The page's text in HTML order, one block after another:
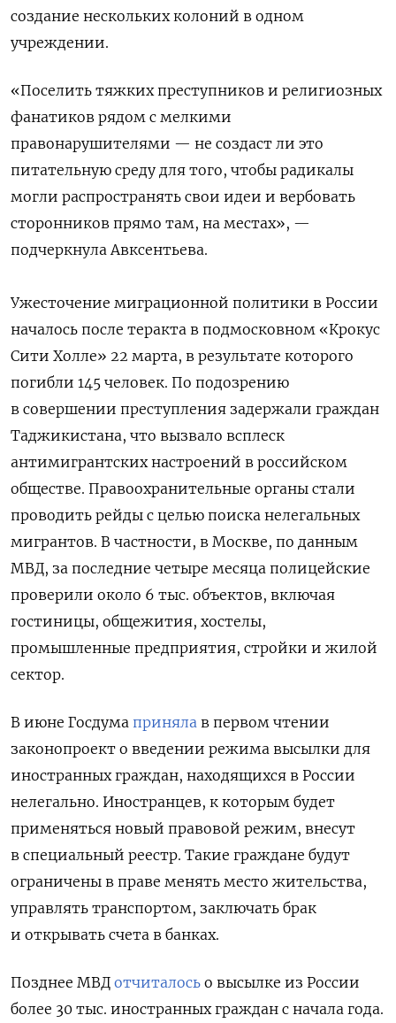
создание нескольких колоний в одном
учреждении.
«Поселить тяжких преступников и религиозных
фанатиков рядом с мелкими
правонарушителями — не создаст ли это
питательную среду для того, чтобы радикалы
могли распространять свои идеи и вербовать
сторонников прямо там, на местах», —
подчеркнула Авксентьева.
Ужесточение миграционной политики в России
началось после теракта в подмосковном «Крокус
Сити Холле» 22 марта, в результате которого
погибли 145 человек. По подозрению
в совершении преступления задержали граждан
Таджикистана, что вызвало всплеск
антимигрантских настроений в российском
обществе. Правоохранительные органы стали
проводить рейды с целью поиска нелегальных
мигрантов. В частности, в Москве, по данным
МВД, за последние четыре месяца полицейские
проверили около 6 тыс. объектов, включая
гостиницы, общежития, хостелы,
промышленные предприятия, стройки и жилой
сектор.
В июне Госдума приняла в первом чтении
законопроект о введении режима высылки для
иностранных граждан, находящихся в России
нелегально. Иностранцев, к которым будет
применяться новый правовой режим, внесут
в специальный реестр. Такие граждане будут
ограничены в праве менять место жительства,
управлять транспортом, заключать брак
и открывать счета в банках.
Позднее МВД отчиталось о высылке из России
более 30 тыс. иностранных граждан с начала года.